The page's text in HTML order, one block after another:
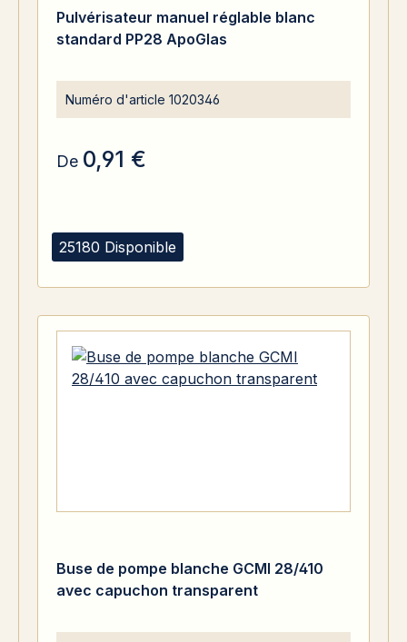
25180 Disponible
Pulvérisateur manuel réglable blanc
standard PP28 ApoGlas
Numéro d'article 1020346
De 0,91 €
Buse de pompe blanche GCMI 28/410
avec capuchon transparent